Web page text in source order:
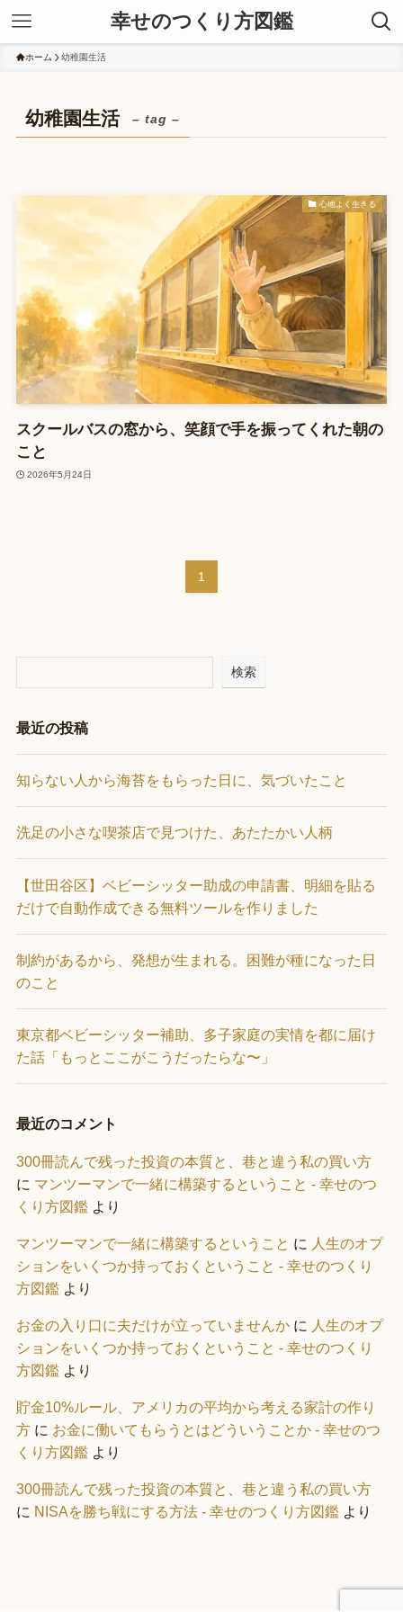
幸せのつくり方図鑑
ホーム 幼稚園生活
幼稚園生活 – tag –
心地よく生きる
スクールバスの窓から、笑顔で手を振ってくれた朝の
こと
2026年5月24日
1
検索
最近の投稿
知らない人から海苔をもらった日に、気づいたこと
洗足の小さな喫茶店で見つけた、あたたかい人柄
【世田谷区】ベビーシッター助成の申請書、明細を貼る
だけで自動作成できる無料ツールを作りました
制約があるから、発想が生まれる。困難が種になった日
のこと
東京都ベビーシッター補助、多子家庭の実情を都に届け
た話「もっとここがこうだったらな〜」
最近のコメント
300冊読んで残った投資の本質と、巷と違う私の買い方
に マンツーマンで一緒に構築するということ - 幸せのつ
くり方図鑑より
マンツーマンで一緒に構築するということ に 人生のオプ
ションをいくつか持っておくということ - 幸せのつくり
方図鑑より
お金の入り口に夫だけが立っていませんかに 人生のオプ
ションをいくつか持っておくということ - 幸せのつくり
方図鑑より
貯金10%ルール、アメリカの平均から考える家計の作り
方に お金に働いてもらうとはどういうことか - 幸せのつ
くり方図鑑より
300冊読んで残った投資の本質と、巷と違う私の買い方
に NISAを勝ち戦にする方法 - 幸せのつくり方図鑑より